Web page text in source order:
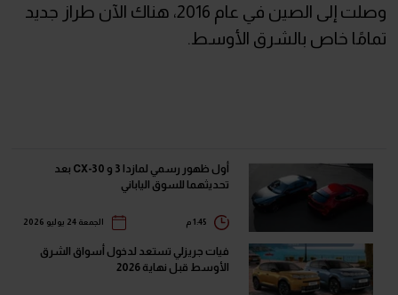
وصلت إلى الصين في عام 2016، هناك الآن طراز جديد
تمامًا خاص بالشرق الأوسط.
أول ظهور رسمي لمازدا 3 و CX-30 بعد
تحديثهما للسوق الياباني
الجمعة 24 يوليو 2026
فيات جريزلي تستعد لدخول أسواق الشرق
الأوسط قبل نهاية 2026